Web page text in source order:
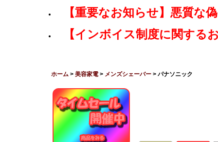
【重要なお知らせ】悪質な
【インボイス制度に関する
ホーム > 美容家電 > メンズシェーバー > パナソニック